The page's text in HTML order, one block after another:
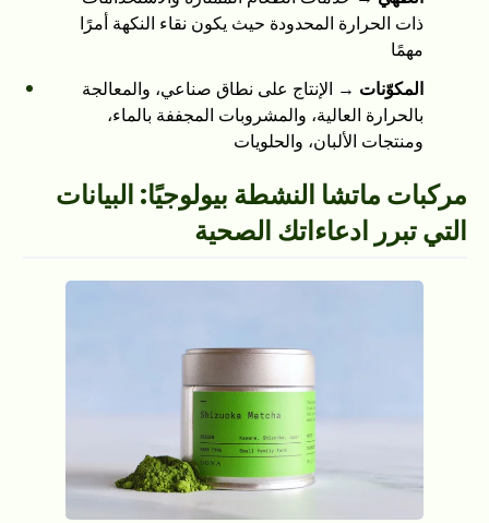
ذات الحرارة المحدودة حيث يكون نقاء النكهة أمرًا
مهمًا
المكوّنات → الإنتاج على نطاق صناعي، والمعالجة
بالحرارة العالية، والمشروبات المجففة بالماء،
ومنتجات الألبان، والحلويات
مركبات ماتشا النشطة بيولوجيًا: البيانات
التي تبرر ادعاءاتك الصحية